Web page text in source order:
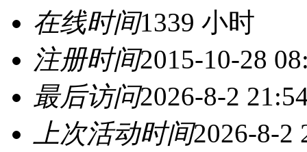
在线时间1339 小时
注册时间2015-10-28
最后访问2026-8-2
上次活动时间2026-8-2